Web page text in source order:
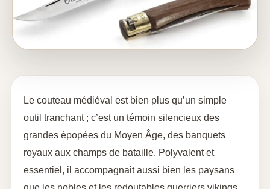
Le couteau médiéval est bien plus qu’un simple
outil tranchant ; c’est un témoin silencieux des
grandes épopées du Moyen Âge, des banquets
royaux aux champs de bataille. Polyvalent et
essentiel, il accompagnait aussi bien les paysans